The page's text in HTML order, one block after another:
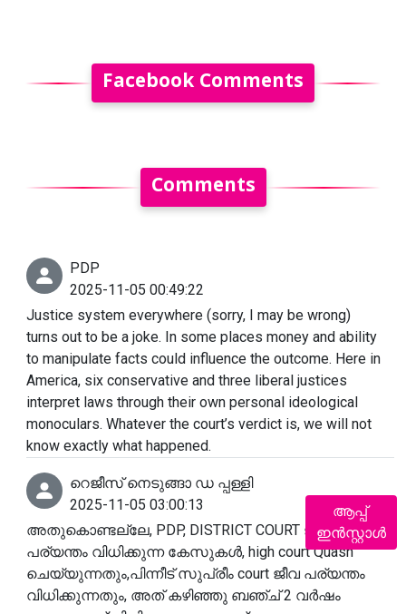
Facebook Comments
Comments
PDP
2025-11-05 00:49:22
Justice system everywhere (sorry, I may be wrong)
turns out to be a joke. In some places money and ability
to manipulate facts could influence the outcome. Here in
America, six conservative and three liberal justices
interpret laws through their own personal ideological
monoculars. Whatever the court’s verdict is, we will not
know exactly what happened.
റെജീസ് നെടുങ്ങാ ഡ പ്പള്ളി
2025-11-05 03:00:13
അതുകൊണ്ടല്ലേ, PDP, DISTRICT COURT ജീവ
പര്യന്തം വിധിക്കുന്ന കേസുകൾ, high court Quash
ചെയ്യുന്നതും,പിന്നീട് സുപ്രീം court ജീവ പര്യന്തം
വിധിക്കുന്നതും, അത് കഴിഞ്ഞു ബഞ്ച് 2 വർഷം
ആപ്പ്
ഇൻസ്റ്റാൾ